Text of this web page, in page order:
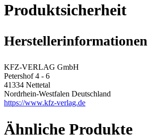
Produktsicherheit
Herstellerinformationen
KFZ-VERLAG GmbH
Petershof 4 - 6
41334 Nettetal
Nordrhein-Westfalen Deutschland
https://www.kfz-verlag.de
Ähnliche Produkte